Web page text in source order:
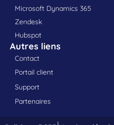
Microsoft Dynamics 365
Zendesk
Hubspot
Autres liens
Contact
Portail client
Support
Partenaires